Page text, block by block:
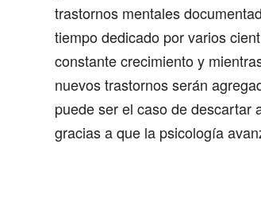
trastornos mentales
tiempo dedicado por varios
constante crecimiento y
nuevos trastornos serán
puede ser el caso de descartar
gracias a que la psicología